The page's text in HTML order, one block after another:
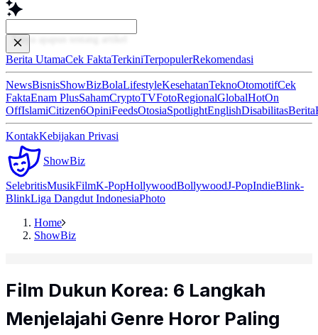
Baca le
Berita UtamaCek FaktaTerkiniTerpopulerRekomendasi
NewsBisnisShowBizBolaLifestyleKesehatanTeknoOtomotifCek
FaktaEnam PlusSahamCryptoTVFotoRegionalGlobalHotOn
OffIslamiCitizen6OpiniFeedsOtosiaSpotlightEnglishDisabilitasBerita
KontakKebijakan Privasi
ShowBiz
SelebritisMusikFilmK-PopHollywoodBollywoodJ-PopIndieBlink-
BlinkLiga Dangdut IndonesiaPhoto
Home
ShowBiz
Film Dukun Korea: 6 Langkah
Menjelajahi Genre Horor Paling